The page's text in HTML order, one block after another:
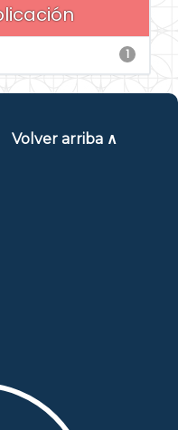
1
Volver arriba ∧